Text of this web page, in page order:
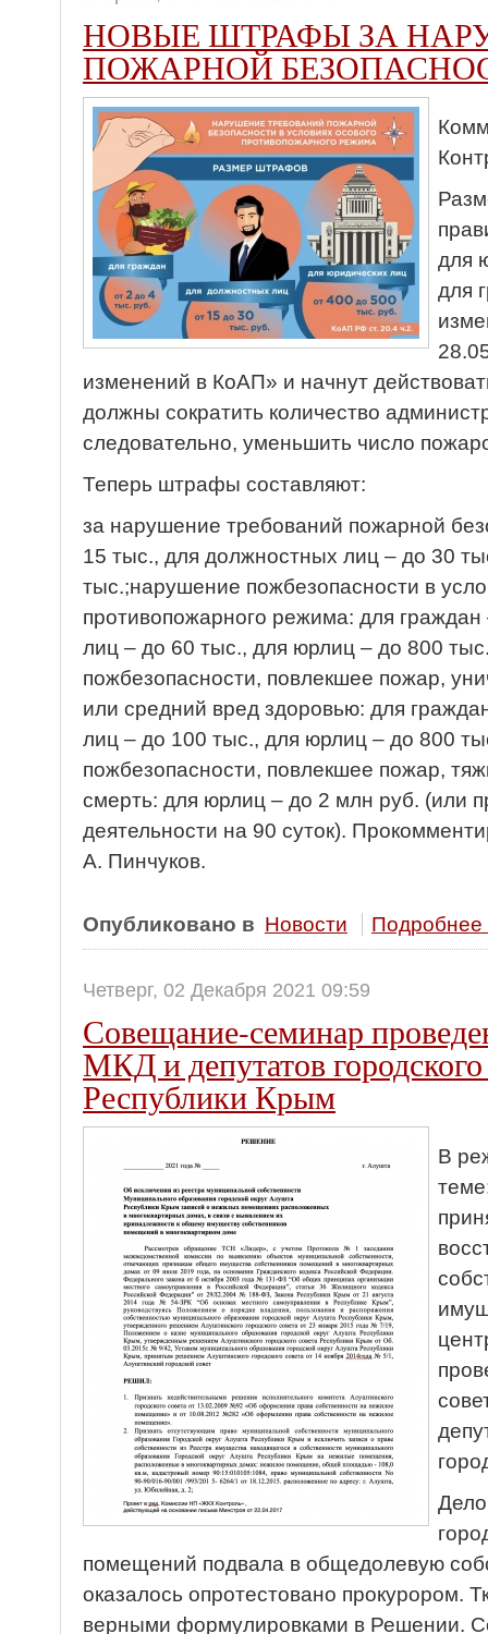
НОВЫЕ ШТРАФЫ ЗА
ПОЖАРНОЙ
для
для
изменений в КоАП» и начнут
должны сократить количество
следовательно, уменьшить число
Теперь штрафы составляют:
за нарушение требований пожарной
15 тыс., для должностных лиц – до 30
тыс.;нарушение пожбезопасности в
противопожарного режима: для
лиц – до 60 тыс., для юрлиц – до 800
пожбезопасности, повлекшее пожар,
или средний вред здоровью: для
лиц – до 100 тыс., для юрлиц – до 800
пожбезопасности, повлекшее пожар,
смерть: для юрлиц – до 2 млн руб. (или
деятельности на 90 суток).
А. Пинчуков.
Опубликовано в Новости Подробнее
Четверг, 02 Декабря 2021 09:59
Совещание-семинар
МКД и депутатов
Республики Крым
В
помещений подвала в общедолевую
оказалось опротестовано прокурором.
верными формулировками в Решении.